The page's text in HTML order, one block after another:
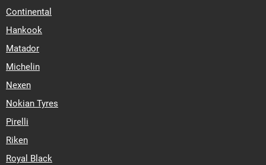
Continental
Hankook
Matador
Michelin
Nexen
Nokian Tyres
Pirelli
Riken
Royal Black